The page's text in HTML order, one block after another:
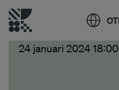
24 januari 2024 18:00